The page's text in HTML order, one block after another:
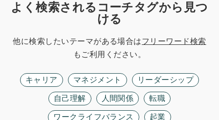
よく検索されるコーチタグから見つ
ける
他に検索したいテーマがある場合はフリーワード検索
もご利用ください。
キャリア マネジメント リーダーシップ
自己理解 人間関係 転職
ワークライフバランス 起業